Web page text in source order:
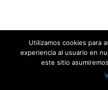
Utilizamos cookies para
experiencia al usuario en
este sitio